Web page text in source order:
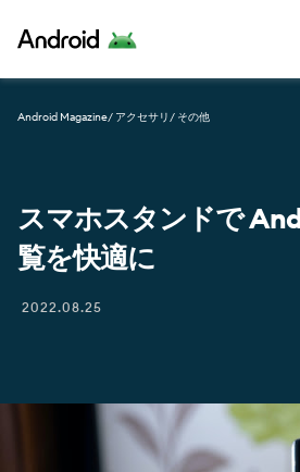
Android
Android Magazine/ アクセサリ/ その他
スマホスタンドで
覧を快適に
2022.08.25